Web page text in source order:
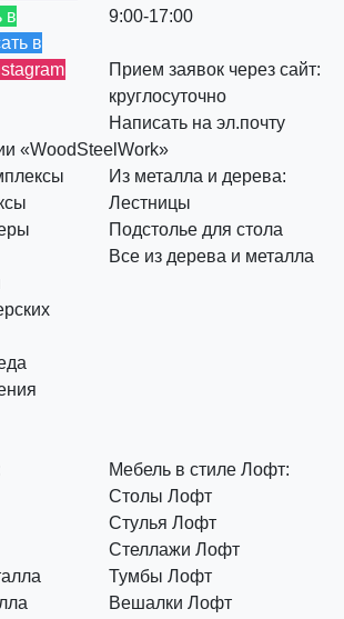
в
в
9:00-17:00
Прием заявок через сайт:
круглосуточно
Написать на эл.почту
«WoodSteelWork»
Из металла и дерева:
Лестницы
Подстолье для стола
Все из дерева и металла
Мебель в стиле Лофт:
Столы Лофт
Стулья Лофт
Стеллажи Лофт
Тумбы Лофт
Вешалки Лофт